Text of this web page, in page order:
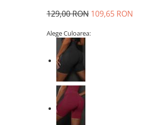
129,00 RON 109,65 RON
Alege Culoarea: